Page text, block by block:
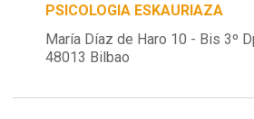
PSICOLOGIA ESKAURIAZA
María Díaz de Haro 10 - Bis 3º
48013 Bilbao